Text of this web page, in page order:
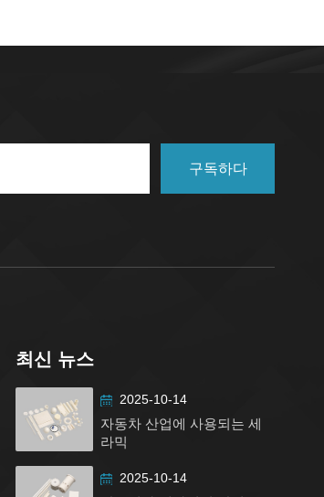
구독하다
최신 뉴스
2025-10-14
자동차 산업에 사용되는 세
라믹
2025-10-14